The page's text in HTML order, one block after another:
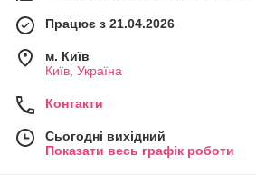
Працює з 21.04.2026
м. Київ
Київ, Україна
Контакти
Сьогодні вихідний
Показати весь графік роботи